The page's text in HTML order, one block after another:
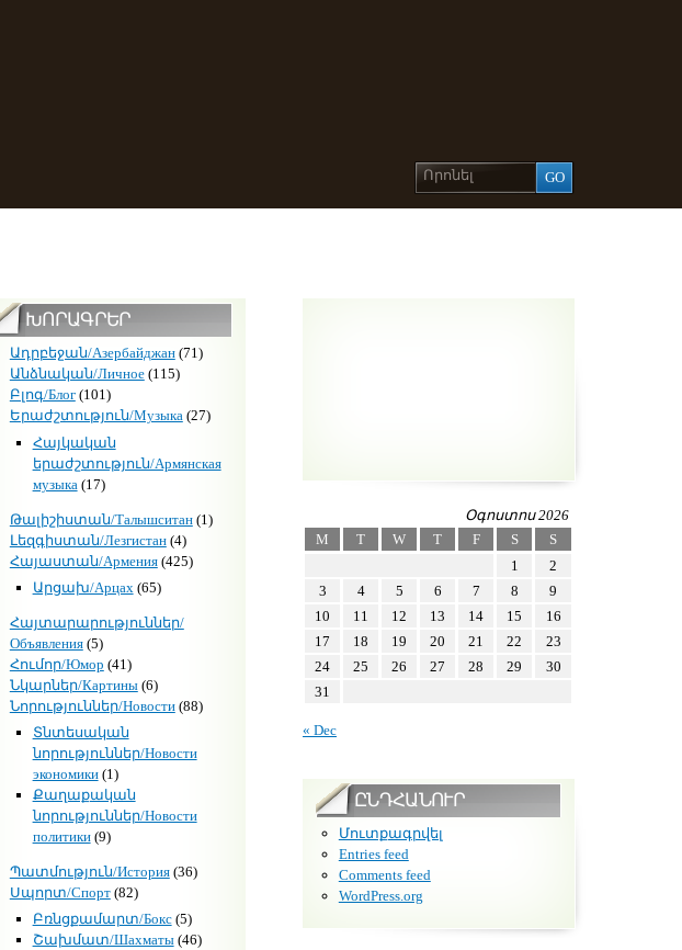
ԽՈՐԱԳՐԵՐ
Ադրբեջան/Азербайджан(71)
Անձնական/Личное(115)
Բլոգ/Блог(101)
Երաժշտություն/Музыка(27)
Հայկական
երաժշտություն/Армянская
музыка (17)
Թալիշիստան/Талышситан(1)
Լեզգիստան/Лезгистан(4)
Հայաստան/Армения(425)
Արցախ/Арцах (65)
Հայտարարություններ/
Объявления(5)
Հումոր/Юмор (41)
Նկարներ/Картины(6)
Նորություններ/Новости(88)
Տնտեսական
նորություններ/Новости
экономики(1)
Քաղաքական
նորություններ/Новости
политики(9)
Պատմություն/История(36)
Սպորտ/Спорт(82)
Բռնցքամարտ/Бокс(5)
Շախմատ/Шахматы(46)
Օգոստոս 2026
M
T W T F S
S
1
2
3
4 5 6 7 8
9
10
11 12 13 14 15
16
17
18 19 20 21 22
23
24
25 26 27 28 29
30
31
« Dec
ԸՆԴՀԱՆՈՒՐ
Մուտքագրվել
Entries feed
Comments feed
WordPress.org